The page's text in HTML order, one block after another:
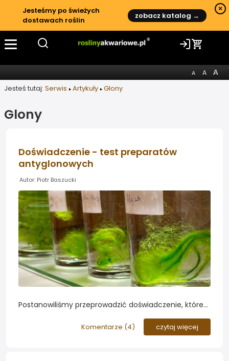
Jesteśmy po świeżych
dostawach roślin
zobacz katalog →
×
Jesteś tutaj: Serwis Artykuły Glony
Glony
Doświadczenie - test preparatów
antyglonowych
Autor: Piotr Baszucki
Postanowiliśmy przeprowadzić doświadczenie, które
antyglonowe będą skuteczne na największą zmorę
akwarystów w świeżo postawionych akwariach -
Komentarze (4) czytaj więcej